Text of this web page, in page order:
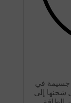
جسيمة في
شحنها إلى